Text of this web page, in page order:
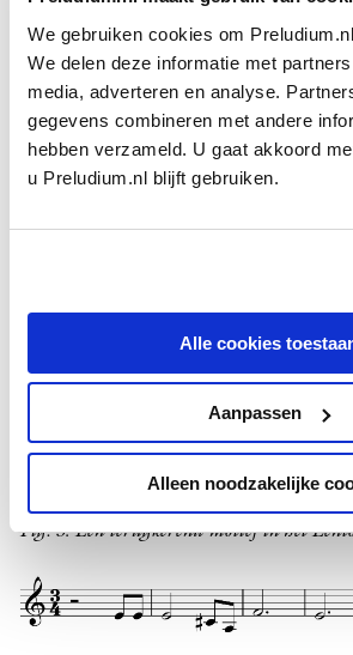
We gebruiken cookies om
We delen deze informatie met
media, adverteren en analyse.
gegevens combineren met andere
hebben verzameld. U gaat akkoord
u Preludium.nl blijft gebruiken.
Alle cookies
Aanpassen
Alleen noodzakelijke
Fig. 4: Dat hoofdthema klinkt voor het
Een ander voorbeeld van de manier
verbonden kunnen zijn, vinden we in de
het Lento duikt in het eerste gedeelte
bestaat uit drie herhaalde noten (waarvan
motief treedt regelmatig op in het
onder elkaar in dezelfde toonsoort.
Fig. 5: Een terugkerend motief in het